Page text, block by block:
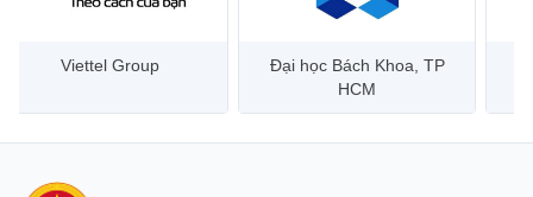
Đại học Bách Khoa, TP
Bưu điện Việt Nam –
Vietnam Post